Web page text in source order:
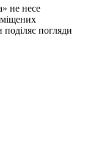
не несе
поділяє погляди